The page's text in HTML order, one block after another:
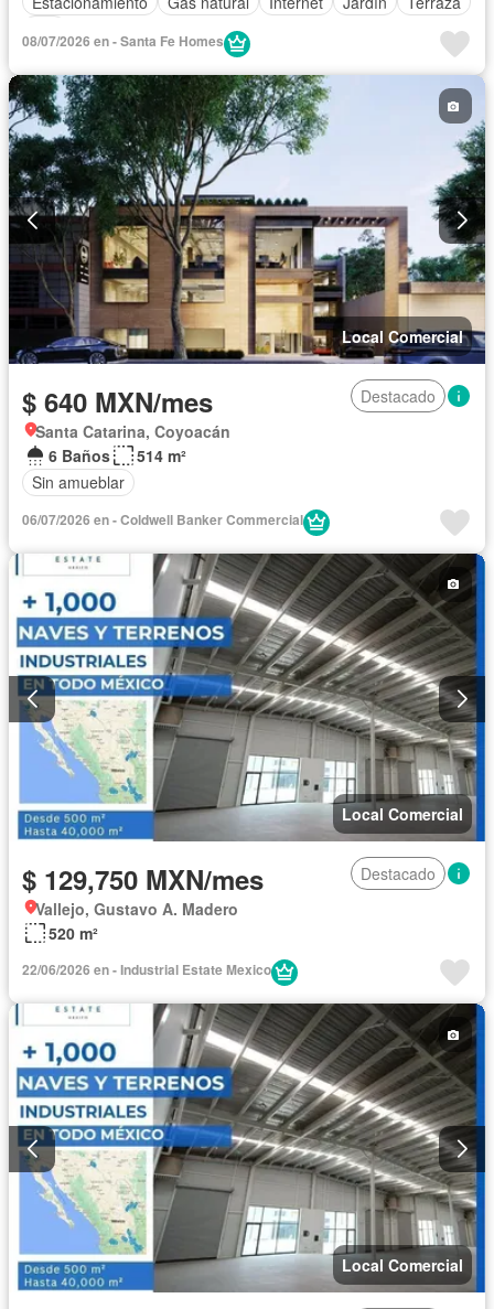
08/07/2026 en - Santa Fe Homes
Local Comercial
$ 640 MXN/mes
Destacado
Santa Catarina, Coyoacán
6 Baños
514 m²
Sin amueblar
06/07/2026 en - Coldwell Banker Commercial
Local Comercial
$ 129,750 MXN/mes
Destacado
Vallejo, Gustavo A. Madero
520 m²
22/06/2026 en - Industrial Estate Mexico
Local Comercial